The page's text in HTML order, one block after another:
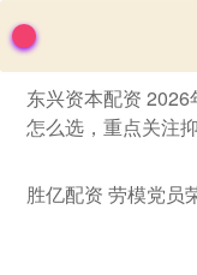
东兴资本配资
怎么选，重点关注
胜亿配资 劳模党员